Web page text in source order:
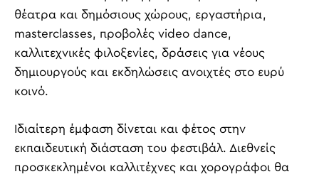
θέατρα και δημόσιους χώρους, εργαστήρια,
masterclasses, προβολές video dance,
καλλιτεχνικές φιλοξενίες, δράσεις για νέους
δημιουργούς και εκδηλώσεις ανοιχτές στο ευρύ
κοινό.
Ιδιαίτερη έμφαση δίνεται και φέτος στην
εκπαιδευτική διάσταση του φεστιβάλ. Διεθνείς
προσκεκλημένοι καλλιτέχνες και χορογράφοι θα